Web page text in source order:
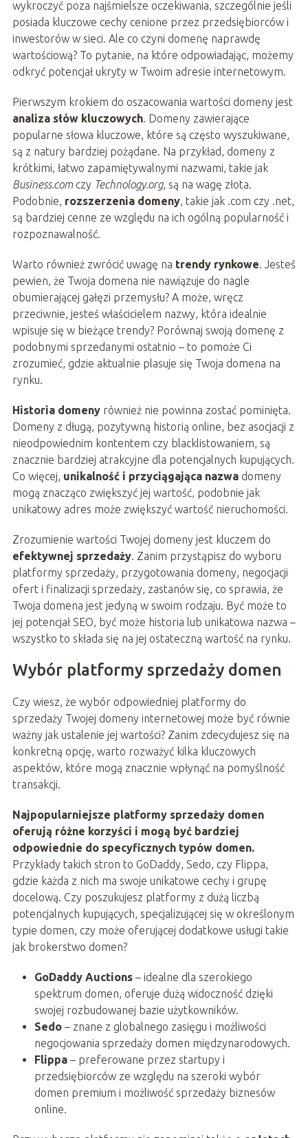
wykroczyć poza najśmielsze oczekiwania, szczególnie jeśli
posiada kluczowe cechy cenione przez przedsiębiorców i
inwestorów w sieci. Ale co czyni domenę naprawdę
wartościową? To pytanie, na które odpowiadając, możemy
odkryć potencjał ukryty w Twoim adresie internetowym.
Pierwszym krokiem do oszacowania wartości domeny jest
analiza słów kluczowych. Domeny zawierające
popularne słowa kluczowe, które są często wyszukiwane,
są z natury bardziej pożądane. Na przykład, domeny z
krótkimi, łatwo zapamiętywalnymi nazwami, takie jak
Business.comczy Technology.org, są na wagę złota.
Podobnie, rozszerzenia domeny, takie jak .com czy .net,
są bardziej cenne ze względu na ich ogólną popularność i
rozpoznawalność.
Warto również zwrócić uwagę na trendy rynkowe. Jesteś
pewien, że Twoja domena nie nawiązuje do nagle
obumierającej gałęzi przemysłu? A może, wręcz
przeciwnie, jesteś właścicielem nazwy, która idealnie
wpisuje się w bieżące trendy? Porównaj swoją domenę z
podobnymi sprzedanymi ostatnio – to pomoże Ci
zrozumieć, gdzie aktualnie plasuje się Twoja domena na
rynku.
Historia domenyrównież nie powinna zostać pominięta.
Domeny z długą, pozytywną historią online, bez asocjacji z
nieodpowiednim kontentem czy blacklistowaniem, są
znacznie bardziej atrakcyjne dla potencjalnych kupujących.
Co więcej, unikalność i przyciągająca nazwadomeny
mogą znacząco zwiększyć jej wartość, podobnie jak
unikatowy adres może zwiększyć wartość nieruchomości.
Zrozumienie wartości Twojej domeny jest kluczem do
efektywnej sprzedaży. Zanim przystąpisz do wyboru
platformy sprzedaży, przygotowania domeny, negocjacji
ofert i finalizacji sprzedaży, zastanów się, co sprawia, że
Twoja domena jest jedyną w swoim rodzaju. Być może to
jej potencjał SEO, być może historia lub unikatowa nazwa –
wszystko to składa się na jej ostateczną wartość na rynku.
Wybór platformy sprzedaży domen
Czy wiesz, że wybór odpowiedniej platformy do
sprzedaży Twojej domeny internetowej może być równie
ważny jak ustalenie jej wartości? Zanim zdecydujesz się na
konkretną opcję, warto rozważyć kilka kluczowych
aspektów, które mogą znacznie wpłynąć na pomyślność
transakcji.
Najpopularniejsze platformy sprzedaży domen
oferują różne korzyści i mogą być bardziej
odpowiednie do specyficznych typów domen.
Przykłady takich stron to GoDaddy, Sedo, czy Flippa,
gdzie każda z nich ma swoje unikatowe cechy i grupę
docelową. Czy poszukujesz platformy z dużą liczbą
potencjalnych kupujących, specjalizującej się w określonym
typie domen, czy może oferującej dodatkowe usługi takie
jak brokerstwo domen?
GoDaddy Auctions– idealne dla szerokiego
spektrum domen, oferuje dużą widoczność dzięki
swojej rozbudowanej bazie użytkowników.
Sedo– znane z globalnego zasięgu i możliwości
negocjowania sprzedaży domen międzynarodowych.
Flippa– preferowane przez startupy i
przedsiębiorców ze względu na szeroki wybór
domen premium i możliwość sprzedaży biznesów
online.